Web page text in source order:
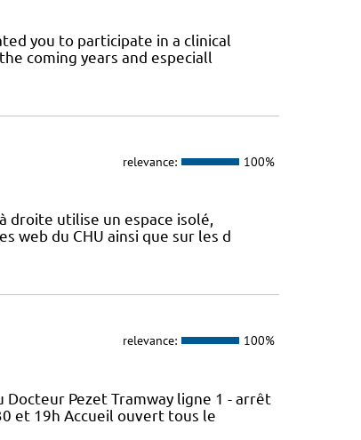
you to participate in a clinical
coming years and especiall
relevance: 100%
droite utilise un espace isolé,
web du CHU ainsi que sur les d
relevance: 100%
Pezet Tramway ligne 1 - arrêt
et 19h Accueil ouvert tous le